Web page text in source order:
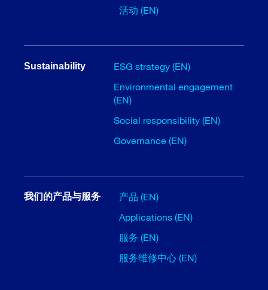
活动 (EN)
Sustainability
ESG strategy (EN)
Environmental engagement
(EN)
Social responsibility (EN)
Governance (EN)
我们的产品与服务
产品 (EN)
Applications (EN)
服务 (EN)
服务维修中心 (EN)